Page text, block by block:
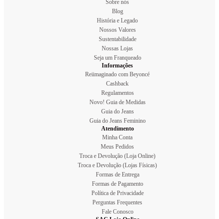
Sobre nós
Blog
História e Legado
Nossos Valores
Sustentabilidade
Nossas Lojas
Seja um Franqueado
Informações
Reiimaginado com Beyoncé
Cashback
Regulamentos
Novo! Guia de Medidas
Guia do Jeans
Guia do Jeans Feminino
Atendimento
Minha Conta
Meus Pedidos
Troca e Devolução (Loja Online)
Troca e Devolução (Lojas Físicas)
Formas de Entrega
Formas de Pagamento
Política de Privacidade
Perguntas Frequentes
Fale Conosco